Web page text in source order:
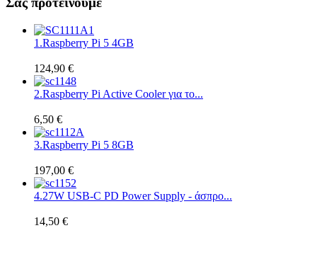
1.Raspberry Pi 5 4GB
124,90 €
2.Raspberry Pi Active Cooler για το...
6,50 €
3.Raspberry Pi 5 8GB
197,00 €
4.27W USB-C PD Power Supply - άσπρο...
14,50 €